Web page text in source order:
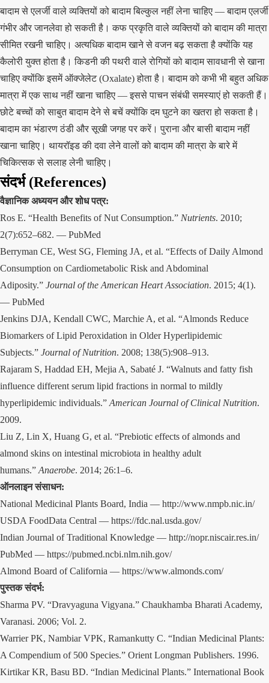
बादाम से एलर्जी वाले व्यक्तियों को बादाम बिल्कुल नहीं लेना चाहिए — बादाम एलर्जी
गंभीर और जानलेवा हो सकती है। कफ प्रकृति वाले व्यक्तियों को बादाम की मात्रा
सीमित रखनी चाहिए। अत्यधिक बादाम खाने से वजन बढ़ सकता है क्योंकि यह
कैलोरी युक्त होता है। किडनी की पथरी वाले रोगियों को बादाम सावधानी से खाना
चाहिए क्योंकि इसमें ऑक्जेलेट (Oxalate) होता है। बादाम को कभी भी बहुत अधिक
मात्रा में एक साथ नहीं खाना चाहिए — इससे पाचन संबंधी समस्याएं हो सकती हैं।
छोटे बच्चों को साबुत बादाम देने से बचें क्योंकि दम घुटने का खतरा हो सकता है।
बादाम का भंडारण ठंडी और सूखी जगह पर करें। पुराना और बासी बादाम नहीं
खाना चाहिए। थायरॉइड की दवा लेने वालों को बादाम की मात्रा के बारे में
चिकित्सक से सलाह लेनी चाहिए।
संदर्भ (References)
वैज्ञानिक अध्ययन और शोध पत्र:
Ros E. “Health Benefits of Nut Consumption.” Nutrients. 2010;
2(7):652–682. — PubMed
Berryman CE, West SG, Fleming JA, et al. “Effects of Daily Almond
Consumption on Cardiometabolic Risk and Abdominal
Adiposity.” Journal of the American Heart Association. 2015; 4(1).
— PubMed
Jenkins DJA, Kendall CWC, Marchie A, et al. “Almonds Reduce
Biomarkers of Lipid Peroxidation in Older Hyperlipidemic
Subjects.” Journal of Nutrition. 2008; 138(5):908–913.
Rajaram S, Haddad EH, Mejia A, Sabaté J. “Walnuts and fatty fish
influence different serum lipid fractions in normal to mildly
hyperlipidemic individuals.” American Journal of Clinical Nutrition.
2009.
Liu Z, Lin X, Huang G, et al. “Prebiotic effects of almonds and
almond skins on intestinal microbiota in healthy adult
humans.” Anaerobe. 2014; 26:1–6.
ऑनलाइन संसाधन:
National Medicinal Plants Board, India — http://www.nmpb.nic.in/
USDA FoodData Central — https://fdc.nal.usda.gov/
Indian Journal of Traditional Knowledge — http://nopr.niscair.res.in/
PubMed — https://pubmed.ncbi.nlm.nih.gov/
Almond Board of California — https://www.almonds.com/
पुस्तक संदर्भ:
Sharma PV. “Dravyaguna Vigyana.” Chaukhamba Bharati Academy,
Varanasi. 2006; Vol. 2.
Warrier PK, Nambiar VPK, Ramankutty C. “Indian Medicinal Plants:
A Compendium of 500 Species.” Orient Longman Publishers. 1996.
Kirtikar KR, Basu BD. “Indian Medicinal Plants.” International Book